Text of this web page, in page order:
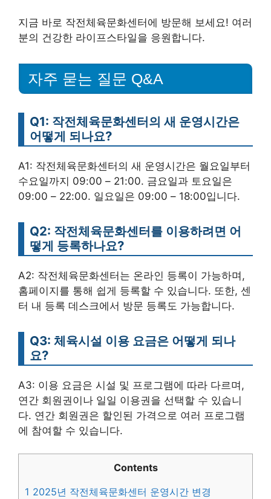
지금 바로 작전체육문화센터에 방문해 보세요! 여러
분의 건강한 라이프스타일을 응원합니다.
자주 묻는 질문 Q&A
Q1: 작전체육문화센터의 새 운영시간은
어떻게 되나요?
A1: 작전체육문화센터의 새 운영시간은 월요일부터
수요일까지 09:00 – 21:00. 금요일과 토요일은
09:00 – 22:00. 일요일은 09:00 – 18:00입니다.
Q2: 작전체육문화센터를 이용하려면 어
떻게 등록하나요?
A2: 작전체육문화센터는 온라인 등록이 가능하며,
홈페이지를 통해 쉽게 등록할 수 있습니다. 또한, 센
터 내 등록 데스크에서 방문 등록도 가능합니다.
Q3: 체육시설 이용 요금은 어떻게 되나
요?
A3: 이용 요금은 시설 및 프로그램에 따라 다르며,
연간 회원권이나 일일 이용권을 선택할 수 있습니
다. 연간 회원권은 할인된 가격으로 여러 프로그램
에 참여할 수 있습니다.
Contents
1 2025년 작전체육문화센터 운영시간 변경